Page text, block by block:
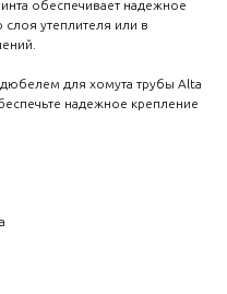
обеспечивает надежное
утеплителя или в
для хомута трубы Alta
надежное крепление